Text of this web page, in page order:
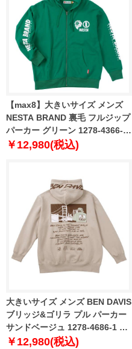
【max8】大きいサイズ メンズ
NESTA BRAND 裏毛 フルジップ
パーカー グリーン 1278-4366-1
3L 4L 5L 6L 8L
￥12,980(税込)
大きいサイズ メンズ BEN DAVIS
ブリッジ&ゴリラ プル パーカー
サンドベージュ 1278-4686-1 3L
4L 5L 6L
￥12,980(税込)